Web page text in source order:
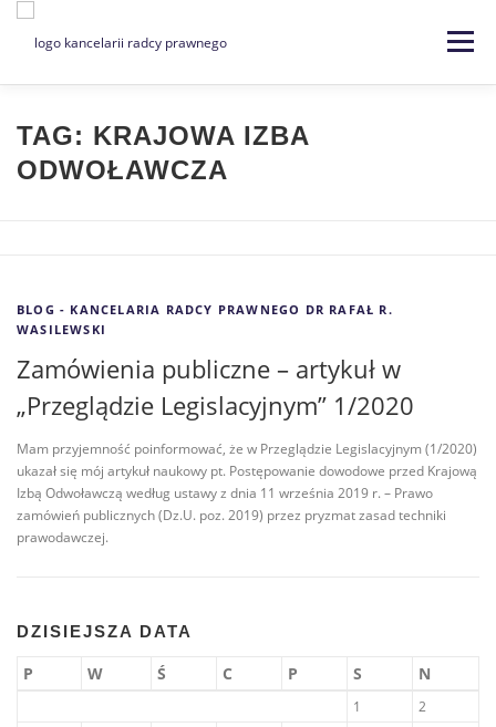
Menu
Strona główna Kancelaria
TAG: KRAJOWA IZBA
ODWOŁAWCZA
BLOG - KANCELARIA RADCY PRAWNEGO DR RAFAŁ R.
WASILEWSKI
Zamówienia publiczne – artykuł w
„Przeglądzie Legislacyjnym” 1/2020
Mam przyjemność poinformować, że w Przeglądzie Legislacyjnym (1/2020)
ukazał się mój artykuł naukowy pt. Postępowanie dowodowe przed Krajową
Izbą Odwoławczą według ustawy z dnia 11 września 2019 r. – Prawo
zamówień publicznych (Dz.U. poz. 2019) przez pryzmat zasad techniki
prawodawczej.
DZISIEJSZA DATA
P W Ś C P S N
1
2